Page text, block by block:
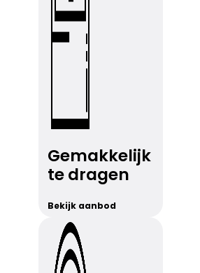
Gemakkelijk
te dragen
Bekijk aanbod